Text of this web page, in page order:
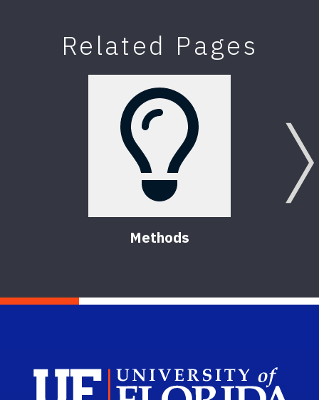
Related Pages
Methods